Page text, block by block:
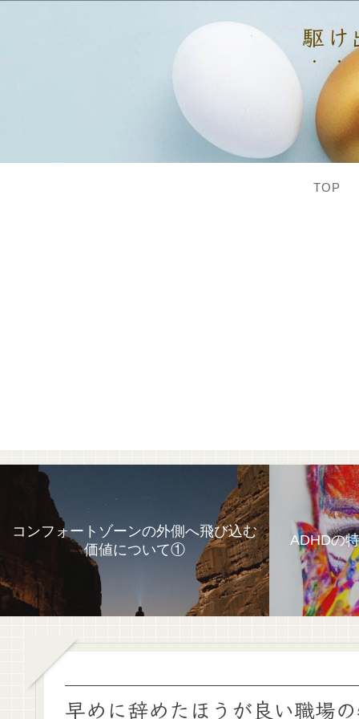
駆
TOP
コンフォートゾーンの外側へ飛び込む
価値について①
ADHDの
早めに辞めたほうが良い職場